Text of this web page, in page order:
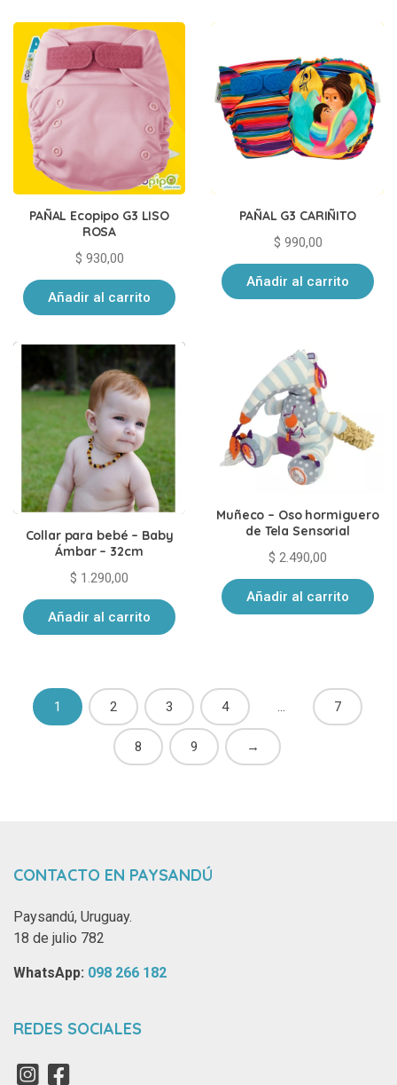
PAÑAL Ecopipo G3 LISO
ROSA
$ 930,00
Añadir al carrito
PAÑAL G3 CARIÑITO
$ 990,00
Añadir al carrito
Collar para bebé – Baby
Ámbar – 32cm
$ 1.290,00
Añadir al carrito
Muñeco – Oso hormiguero
de Tela Sensorial
$ 2.490,00
Añadir al carrito
1 2 3 4 … 7
8 9 →
CONTACTO EN PAYSANDÚ
Paysandú, Uruguay.
18 de julio 782
WhatsApp: ‪ 098 266 182‬
REDES SOCIALES